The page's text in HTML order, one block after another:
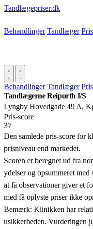
Tandlægepriser.dk
Behandlinger Tandlæger
Behandlinger Tandlæger
Tandlægerne Reipurth I/S
Lyngby Hovedgade 49 A,
Pris‑score
37
Den samlede pris-score for
prisniveau end markedet.
Scoren er beregnet ud fra
ydelser og opsummeret med
at få observationer giver et
med få oplyste priser ikke
Bemærk: Klinikken har
usikkerheden. Vurderingen